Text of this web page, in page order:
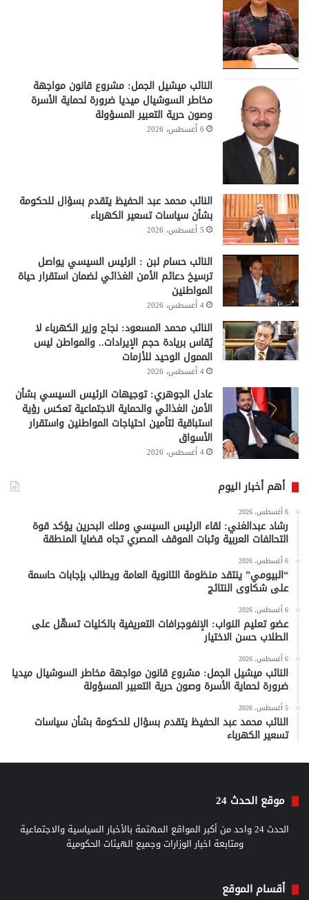
النائب ميشيل الجمل: مشروع قانون مواجهة
مخاطر السوشيال ميديا ضرورة لحماية الأسرة
وصون حرية التعبير المسؤولة
6 أغسطس، 2026
النائب محمد عبد الحفيظ يتقدم بسؤال للحكومة
بشأن سياسات تسعير الكهرباء
5 أغسطس، 2026
النائب حسام لبن : الرئيس السيسي يواصل
ترسيخ دعائم الأمن الغذائي لضمان استقرار حياة
المواطنين
4 أغسطس، 2026
النائب محمد المسعود: نجاح وزير الكهرباء لا
يُقاس بريادة حجم الإيرادات.. والمواطن ليس
الممول الوحيد للأزمات
4 أغسطس، 2026
عادل الجوهري: توجيهات الرئيس السيسي بشأن
الأمن الغذائي والحماية الاجتماعية تعكس رؤية
استباقية لتأمين احتياجات المواطنين واستقرار
الأسواق
4 أغسطس، 2026
أهم أخبار اليوم
6 أغسطس، 2026
رشاد عبدالغني: لقاء الرئيس السيسي وملك البحرين يؤكد قوة
التحالفات العربية وثبات الموقف المصري تجاه قضايا المنطقة
6 أغسطس، 2026
“البيومي” ينتقد منظومة الثانوية العامة ويطالب بإجابات حاسمة
على شكاوى النتائج
6 أغسطس، 2026
عضو تعليم النواب: الإنفوجرافات التعريفية بالكليات تسهّل على
الطلاب حسن الاختيار
6 أغسطس، 2026
النائب ميشيل الجمل: مشروع قانون مواجهة مخاطر السوشيال ميديا
ضرورة لحماية الأسرة وصون حرية التعبير المسؤولة
5 أغسطس، 2026
النائب محمد عبد الحفيظ يتقدم بسؤال للحكومة بشأن سياسات
تسعير الكهرباء
موقع الحدث 24
الحدث 24 واحد من أكبر المواقع المهتمة بالأخبار السياسية والاجتماعية
ومتابعة اخبار الوزارات وجميع الهيئات الحكومية
أقسام الموقع